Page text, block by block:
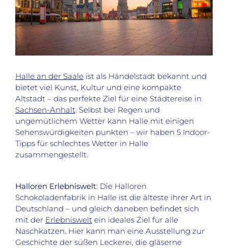
Halle an der Saaleist als Händelstadt bekannt und
bietet viel Kunst, Kultur und eine kompakte
Altstadt – das perfekte Ziel für eine Städtereise in
Sachsen-Anhalt. Selbst bei Regen und
ungemütlichem Wetter kann Halle mit einigen
Sehenswürdigkeiten punkten – wir haben 5 Indoor-
Tipps für schlechtes Wetter in Halle
zusammengestellt.
Halloren Erlebniswelt: Die Halloren
Schokoladenfabrik in Halle ist die älteste ihrer Art in
Deutschland – und gleich daneben befindet sich
mit der Erlebnisweltein ideales Ziel für alle
Naschkatzen. Hier kann man eine Ausstellung zur
Geschichte der süßen Leckerei, die gläserne